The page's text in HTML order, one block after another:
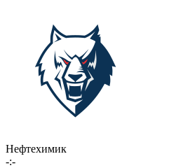
Нефтехимик
-:-